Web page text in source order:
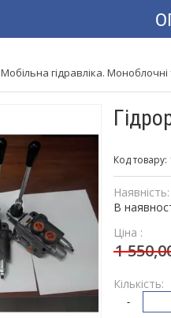
Мобільна гідравліка. Моноблочні
Код товару:
Наявність:
В
Ціна :
1
Кількість:
-